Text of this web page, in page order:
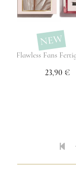
NEW
Flawless Fans
23,90 €